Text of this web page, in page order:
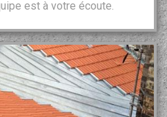
est à votre écoute.